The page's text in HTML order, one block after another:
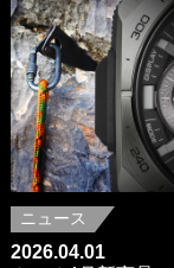
ニュース
2026.04.01